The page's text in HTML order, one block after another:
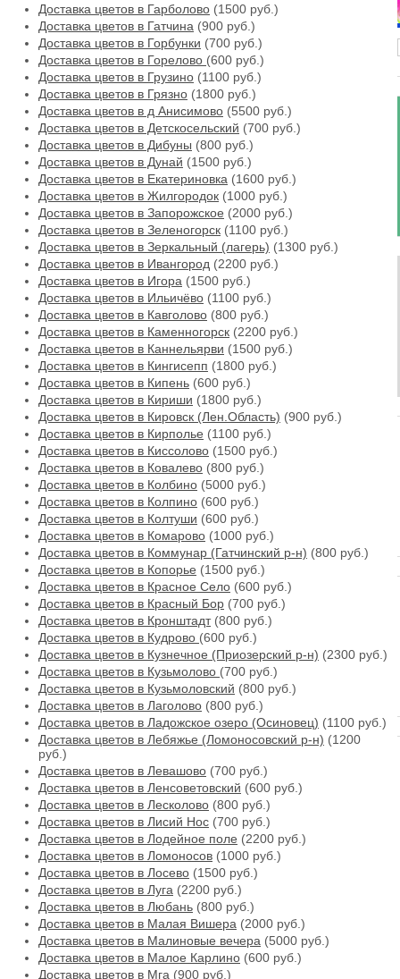
Доставка цветов в Гарболово (1500 руб.)
Доставка цветов в Гатчина (900 руб.)
Доставка цветов в Горбунки (700 руб.)
Доставка цветов в Горелово (600 руб.)
Доставка цветов в Грузино (1100 руб.)
Доставка цветов в Грязно (1800 руб.)
Доставка цветов в д Анисимово (5500 руб.)
Доставка цветов в Детскосельский (700 руб.)
Доставка цветов в Дибуны (800 руб.)
Доставка цветов в Дунай (1500 руб.)
Доставка цветов в Екатериновка (1600 руб.)
Доставка цветов в Жилгородок (1000 руб.)
Доставка цветов в Запорожское (2000 руб.)
Доставка цветов в Зеленогорск (1100 руб.)
Доставка цветов в Зеркальный (лагерь) (1300 руб.)
Доставка цветов в Ивангород (2200 руб.)
Доставка цветов в Игора (1500 руб.)
Доставка цветов в Ильичёво (1100 руб.)
Доставка цветов в Кавголово (800 руб.)
Доставка цветов в Каменногорск (2200 руб.)
Доставка цветов в Каннельярви (1500 руб.)
Доставка цветов в Кингисепп (1800 руб.)
Доставка цветов в Кипень (600 руб.)
Доставка цветов в Кириши (1800 руб.)
Доставка цветов в Кировск (Лен.Область) (900 руб.)
Доставка цветов в Кирполье (1100 руб.)
Доставка цветов в Киссолово (1500 руб.)
Доставка цветов в Ковалево (800 руб.)
Доставка цветов в Колбино (5000 руб.)
Доставка цветов в Колпино (600 руб.)
Доставка цветов в Колтуши (600 руб.)
Доставка цветов в Комарово (1000 руб.)
Доставка цветов в Коммунар (Гатчинский р-н) (800 руб.)
Доставка цветов в Копорье (1500 руб.)
Доставка цветов в Красное Село (600 руб.)
Доставка цветов в Красный Бор (700 руб.)
Доставка цветов в Кронштадт(800 руб.)
Доставка цветов в Кудрово (600 руб.)
Доставка цветов в Кузнечное (Приозерский р-н) (2300 руб.)
Доставка цветов в Кузьмолово (700 руб.)
Доставка цветов в Кузьмоловский (800 руб.)
Доставка цветов в Лаголово (800 руб.)
Доставка цветов в Ладожское озеро (Осиновец) (1100 руб.)
Доставка цветов в Лебяжье (Ломоносовский р-н) (1200
руб.)
Доставка цветов в Левашово (700 руб.)
Доставка цветов в Ленсоветовский (600 руб.)
Доставка цветов в Лесколово (800 руб.)
Доставка цветов в Лисий Нос (700 руб.)
Доставка цветов в Лодейное поле (2200 руб.)
Доставка цветов в Ломоносов (1000 руб.)
Доставка цветов в Лосево (1500 руб.)
Доставка цветов в Луга (2200 руб.)
Доставка цветов в Любань (800 руб.)
Доставка цветов в Малая Вишера (2000 руб.)
Доставка цветов в Малиновые вечера (5000 руб.)
Доставка цветов в Малое Карлино (600 руб.)
Доставка цветов в Мга (900 руб.)